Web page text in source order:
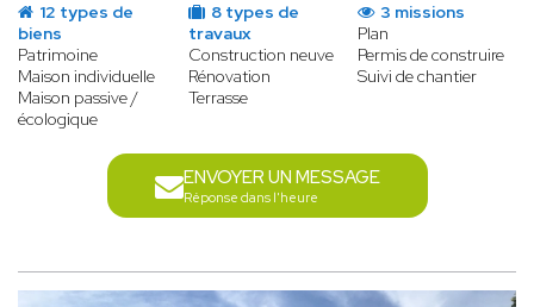
12 types de
biens
Patrimoine
Maison individuelle
Maison passive /
écologique
8 types de
travaux
Construction neuve
Rénovation
Terrasse
3 missions
Plan
Permis de construire
Suivi de chantier
ENVOYER UN MESSAGE
Réponse dans l'heure